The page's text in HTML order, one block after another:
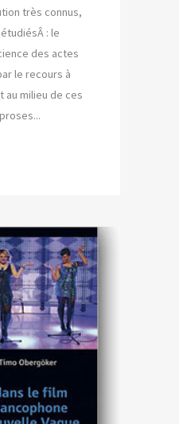
très connus,
: le
des actes
le recours à
au milieu de ces